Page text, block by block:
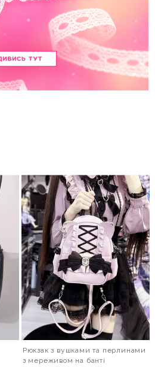
Рюкзак з вушками та перлинами
з мереживом на банті